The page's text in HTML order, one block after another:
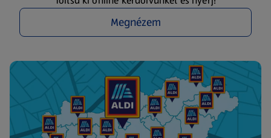
Megnézem